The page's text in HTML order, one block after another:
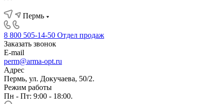
Пермь
8 800 505-14-50 Отдел продаж
Заказать звонок
E-mail
perm@arma-opt.ru
Адрес
Пермь, ул. Докучаева, 50/2.
Режим работы
Пн - Пт: 9:00 - 18:00.